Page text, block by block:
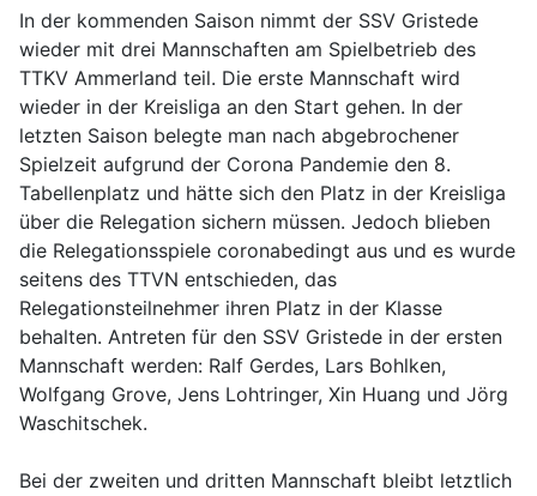
In der kommenden Saison nimmt der SSV Gristede
wieder mit drei Mannschaften am Spielbetrieb des
TTKV Ammerland teil. Die erste Mannschaft wird
wieder in der Kreisliga an den Start gehen. In der
letzten Saison belegte man nach abgebrochener
Spielzeit aufgrund der Corona Pandemie den 8.
Tabellenplatz und hätte sich den Platz in der Kreisliga
über die Relegation sichern müssen. Jedoch blieben
die Relegationsspiele coronabedingt aus und es wurde
seitens des TTVN entschieden, das
Relegationsteilnehmer ihren Platz in der Klasse
behalten. Antreten für den SSV Gristede in der ersten
Mannschaft werden: Ralf Gerdes, Lars Bohlken,
Wolfgang Grove, Jens Lohtringer, Xin Huang und Jörg
Waschitschek.
Bei der zweiten und dritten Mannschaft bleibt letztlich